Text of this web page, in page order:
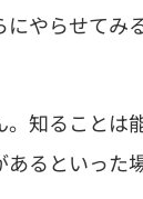
やらせてみ
知ることは
るといった